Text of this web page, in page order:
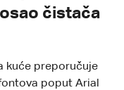
čistača
kuće preporučuje
poput Arial